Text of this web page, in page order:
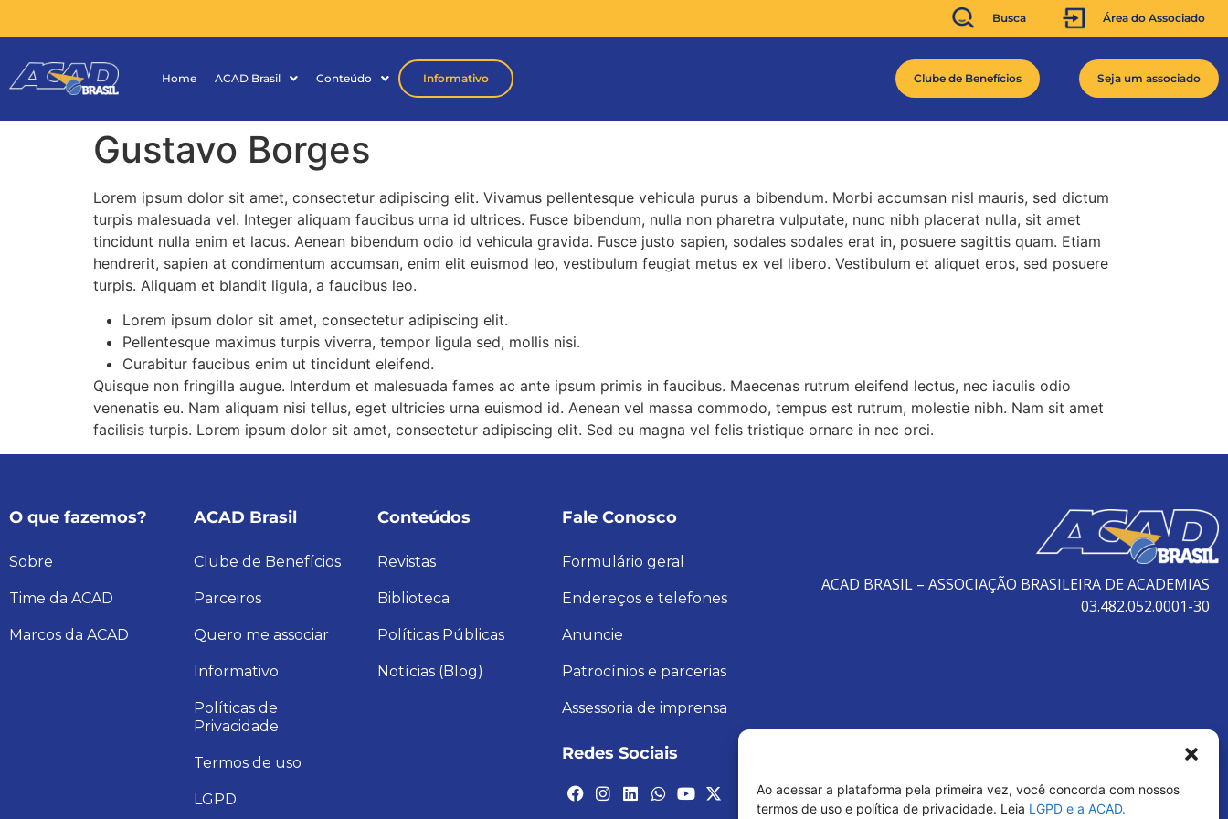
Ao acessar a plataforma pela primeira vez, você concorda com nossos
termos de uso e política de privacidade. Leia LGPD e a ACAD.
Busca Área do Associado
Home ACAD Brasil Conteúdo Informativo Clube de Benefícios Seja um associado
Gustavo Borges
Lorem ipsum dolor sit amet, consectetur adipiscing elit. Vivamus pellentesque vehicula purus a bibendum. Morbi accumsan nisl mauris, sed dictum
turpis malesuada vel. Integer aliquam faucibus urna id ultrices. Fusce bibendum, nulla non pharetra vulputate, nunc nibh placerat nulla, sit amet
tincidunt nulla enim et lacus. Aenean bibendum odio id vehicula gravida. Fusce justo sapien, sodales sodales erat in, posuere sagittis quam. Etiam
hendrerit, sapien at condimentum accumsan, enim elit euismod leo, vestibulum feugiat metus ex vel libero. Vestibulum et aliquet eros, sed posuere
turpis. Aliquam et blandit ligula, a faucibus leo.
Lorem ipsum dolor sit amet, consectetur adipiscing elit.
Pellentesque maximus turpis viverra, tempor ligula sed, mollis nisi.
Curabitur faucibus enim ut tincidunt eleifend.
Quisque non fringilla augue. Interdum et malesuada fames ac ante ipsum primis in faucibus. Maecenas rutrum eleifend lectus, nec iaculis odio
venenatis eu. Nam aliquam nisi tellus, eget ultricies urna euismod id. Aenean vel massa commodo, tempus est rutrum, molestie nibh. Nam sit amet
facilisis turpis. Lorem ipsum dolor sit amet, consectetur adipiscing elit. Sed eu magna vel felis tristique ornare in nec orci.
O que fazemos?
Sobre
Time da ACAD
Marcos da ACAD
ACAD Brasil
Clube de Benefícios
Parceiros
Quero me associar
Informativo
Políticas de
Privacidade
Termos de uso
LGPD
Conteúdos
Revistas
Biblioteca
Políticas Públicas
Notícias (Blog)
Fale Conosco
Formulário geral
Endereços e telefones
Anuncie
Patrocínios e parcerias
Assessoria de imprensa
Redes Sociais
ACAD BRASIL – ASSOCIAÇÃO BRASILEIRA DE ACADEMIAS
03.482.052.0001-30